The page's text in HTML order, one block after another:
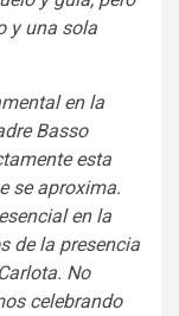
y una sola
en la
Basso
esta
se aproxima.
en la
de la presencia
No
celebrando